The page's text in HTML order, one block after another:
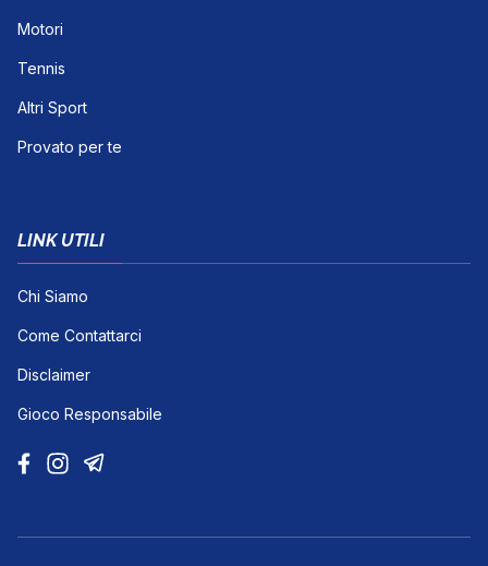
Motori
Tennis
Altri Sport
Provato per te
LINK UTILI
Chi Siamo
Come Contattarci
Disclaimer
Gioco Responsabile